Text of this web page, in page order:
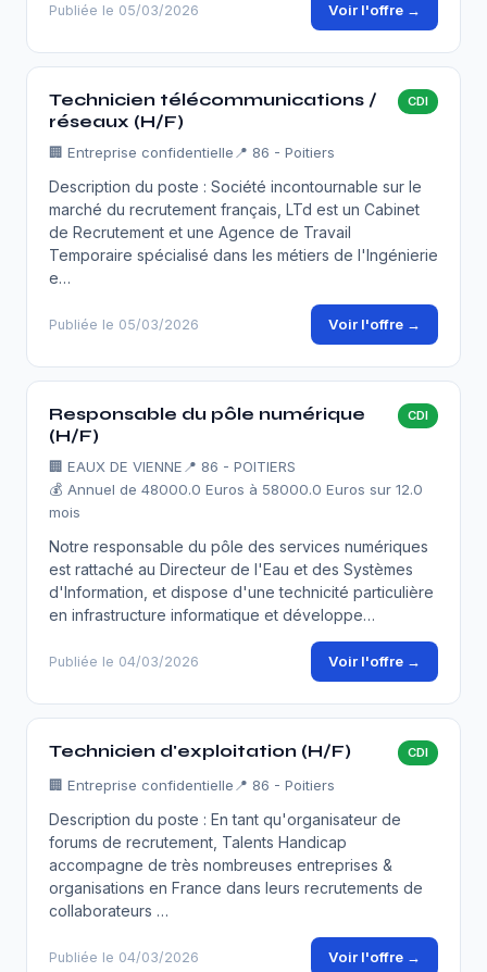
Publiée le 05/03/2026 Voir l'offre →
Technicien télécommunications /
réseaux (H/F)
CDI
🏢 Entreprise confidentielle 📍 86 - Poitiers
Description du poste : Société incontournable sur le
marché du recrutement français, LTd est un Cabinet
de Recrutement et une Agence de Travail
Temporaire spécialisé dans les métiers de l'Ingénierie
e…
Publiée le 05/03/2026 Voir l'offre →
Responsable du pôle numérique
(H/F)
CDI
🏢 EAUX DE VIENNE 📍 86 - POITIERS
💰 Annuel de 48000.0 Euros à 58000.0 Euros sur 12.0
mois
Notre responsable du pôle des services numériques
est rattaché au Directeur de l'Eau et des Systèmes
d'Information, et dispose d'une technicité particulière
en infrastructure informatique et développe…
Publiée le 04/03/2026 Voir l'offre →
Technicien d'exploitation (H/F) CDI
🏢 Entreprise confidentielle 📍 86 - Poitiers
Description du poste : En tant qu'organisateur de
forums de recrutement, Talents Handicap
accompagne de très nombreuses entreprises &
organisations en France dans leurs recrutements de
collaborateurs …
Publiée le 04/03/2026 Voir l'offre →